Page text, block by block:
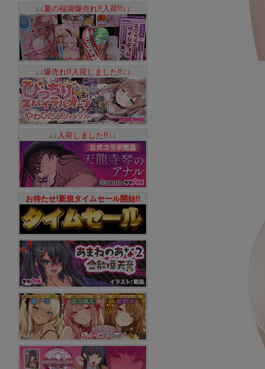
↓↓夏の福袋爆売れ!!入荷!!↓↓
↓↓爆売れ!!入荷しました!!↓↓
↓↓入荷しました!!↓↓
お待たせ!新規タイムセール開始!!